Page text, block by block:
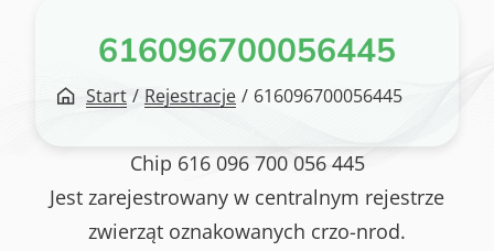
616096700056445
Start / Rejestracje / 616096700056445
Chip 616 096 700 056 445
Jest zarejestrowany w centralnym rejestrze
zwierząt oznakowanych crzo-nrod.